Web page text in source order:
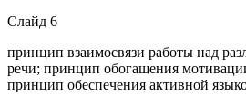
Слайд 6
принцип взаимосвязи работы над
речи; принцип обогащения
принцип обеспечения активной